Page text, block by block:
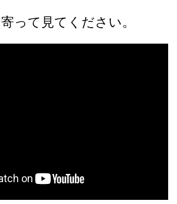
寄って見てください。